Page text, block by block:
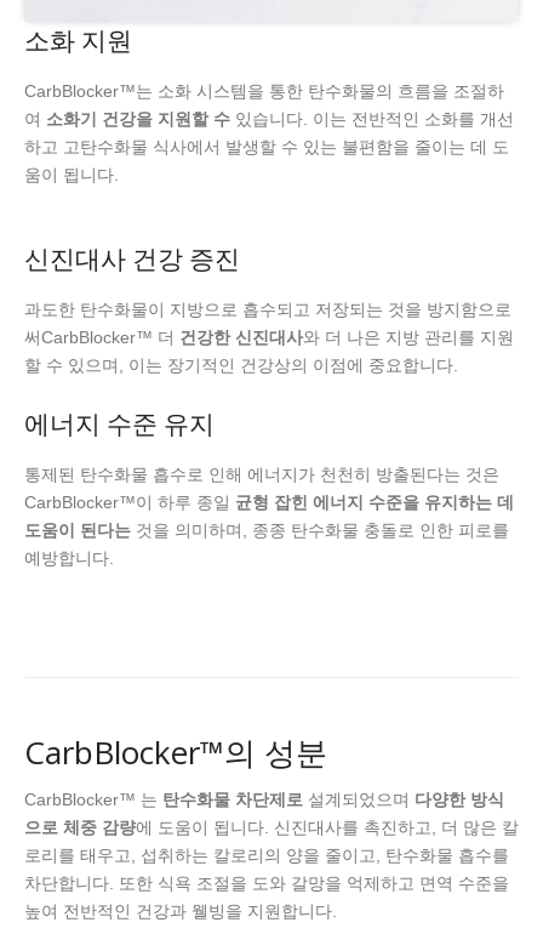
소화 지원
CarbBlocker™는 소화 시스템을 통한 탄수화물의 흐름을 조절하
여 소화기 건강을 지원할 수 있습니다. 이는 전반적인 소화를 개선
하고 고탄수화물 식사에서 발생할 수 있는 불편함을 줄이는 데 도
움이 됩니다.
신진대사 건강 증진
과도한 탄수화물이 지방으로 흡수되고 저장되는 것을 방지함으로
써CarbBlocker™ 더 건강한 신진대사와 더 나은 지방 관리를 지원
할 수 있으며, 이는 장기적인 건강상의 이점에 중요합니다.
에너지 수준 유지
통제된 탄수화물 흡수로 인해 에너지가 천천히 방출된다는 것은
CarbBlocker™이 하루 종일 균형 잡힌 에너지 수준을 유지하는 데
도움이 된다는 것을 의미하며, 종종 탄수화물 충돌로 인한 피로를
예방합니다.
CarbBlocker™의 성분
CarbBlocker™ 는 탄수화물 차단제로 설계되었으며 다양한 방식
으로 체중 감량에 도움이 됩니다. 신진대사를 촉진하고, 더 많은 칼
로리를 태우고, 섭취하는 칼로리의 양을 줄이고, 탄수화물 흡수를
차단합니다. 또한 식욕 조절을 도와 갈망을 억제하고 면역 수준을
높여 전반적인 건강과 웰빙을 지원합니다.